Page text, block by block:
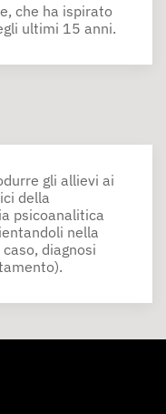
che ha ispirato
ultimi 15 anni.
gli allievi ai
della
psicoanalitica
nella
diagnosi